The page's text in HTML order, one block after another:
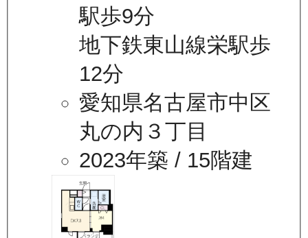
駅歩9分
地下鉄東山線栄駅歩
12分
愛知県名古屋市中区
丸の内３丁目
2023年築 / 15階建